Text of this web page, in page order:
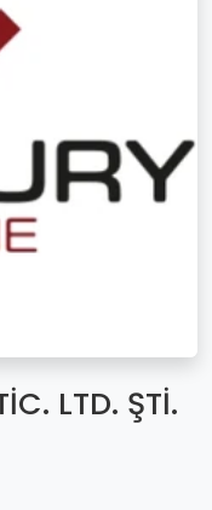
LTD. ŞTİ.